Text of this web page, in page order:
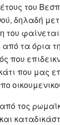
του
δηλαδή
του
τα όρια
που
που μας
τος